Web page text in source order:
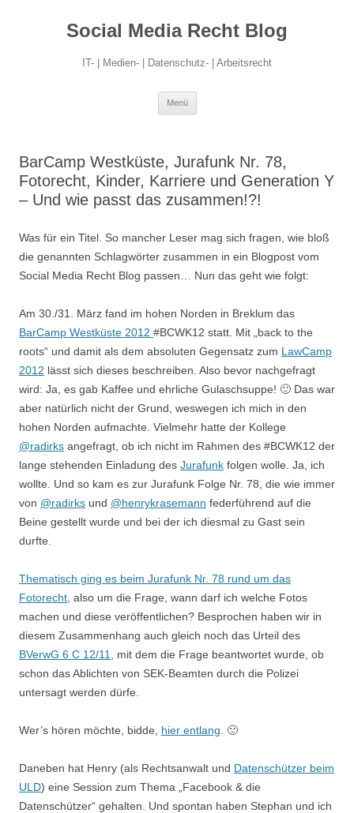
Social Media Recht Blog
IT- | Medien- | Datenschutz- | Arbeitsrecht
Menü
BarCamp Westküste, Jurafunk Nr. 78,
Fotorecht, Kinder, Karriere und Generation Y
– Und wie passt das zusammen!?!
Was für ein Titel. So mancher Leser mag sich fragen, wie bloß
die genannten Schlagwörter zusammen in ein Blogpost vom
Social Media Recht Blog passen… Nun das geht wie folgt:
Am 30./31. März fand im hohen Norden in Breklum das
BarCamp Westküste 2012 #BCWK12 statt. Mit „back to the
roots“ und damit als dem absoluten Gegensatz zum LawCamp
2012 lässt sich dieses beschreiben. Also bevor nachgefragt
wird: Ja, es gab Kaffee und ehrliche Gulaschsuppe! 🙂 Das war
aber natürlich nicht der Grund, weswegen ich mich in den
hohen Norden aufmachte. Vielmehr hatte der Kollege
@radirks angefragt, ob ich nicht im Rahmen des #BCWK12 der
lange stehenden Einladung des Jurafunk folgen wolle. Ja, ich
wollte. Und so kam es zur Jurafunk Folge Nr. 78, die wie immer
von @radirks und @henrykrasemann federführend auf die
Beine gestellt wurde und bei der ich diesmal zu Gast sein
durfte.
Thematisch ging es beim Jurafunk Nr. 78 rund um das
Fotorecht , also um die Frage, wann darf ich welche Fotos
machen und diese veröffentlichen? Besprochen haben wir in
diesem Zusammenhang auch gleich noch das Urteil des
BVerwG 6 C 12/11
, mit dem die Frage beantwortet wurde, ob
schon das Ablichten von SEK-Beamten durch die Polizei
untersagt werden dürfe.
Wer’s hören möchte, bidde, hier entlang . 🙂
Daneben hat Henry (als Rechtsanwalt und Datenschützer beim
ULD) eine Session zum Thema „Facebook & die
Datenschützer“ gehalten. Und spontan haben Stephan und ich